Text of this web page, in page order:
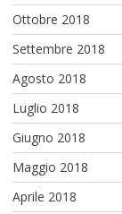
Ottobre 2018
Settembre 2018
Agosto 2018
Luglio 2018
Giugno 2018
Maggio 2018
Aprile 2018